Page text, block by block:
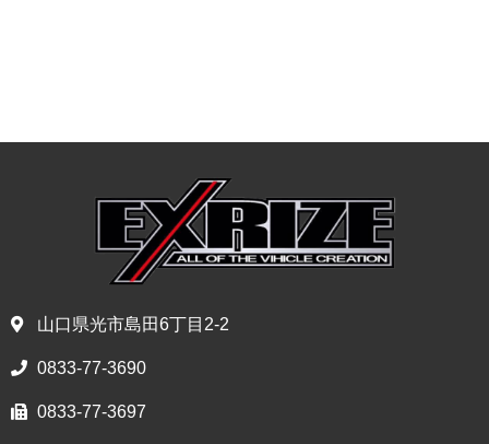
山口県光市島田6丁目2-2
0833-77-3690
0833-77-3697